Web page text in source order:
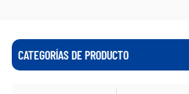
CATEGORÍAS DE PRODUCTO